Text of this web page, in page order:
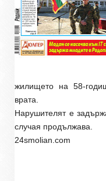
жилището на 58-
врата.
Нарушителят е
случая продължава.
24smolian.com